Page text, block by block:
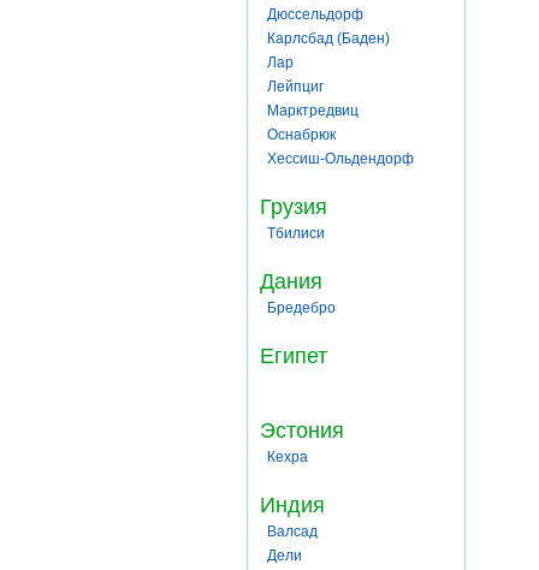
Дюссельдорф
Карлсбад (Баден)
Лар
Лейпциг
Марктредвиц
Оснабрюк
Хессиш-Ольдендорф
Грузия
Тбилиси
Дания
Бредебро
Египет
Эстония
Кехра
Индия
Валсад
Дели